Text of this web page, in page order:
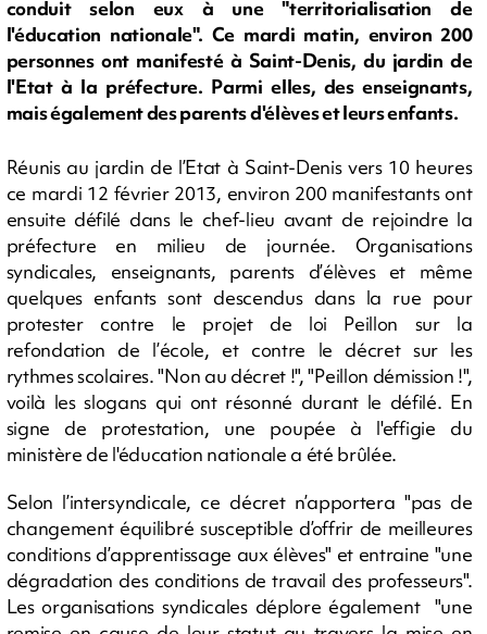
conduit selon eux à une "territorialisation de
l'éducation nationale". Ce mardi matin, environ 200
personnes ont manifesté à Saint-Denis, du jardin de
l'Etat à la préfecture. Parmi elles, des enseignants,
mais également des parents d'élèves et leurs enfants.
Réunis au jardin de l’Etat à Saint-Denis vers 10 heures
ce mardi 12 février 2013, environ 200 manifestants ont
ensuite défilé dans le chef-lieu avant de rejoindre la
préfecture en milieu de journée. Organisations
syndicales, enseignants, parents d’élèves et même
quelques enfants sont descendus dans la rue pour
protester contre le projet de loi Peillon sur la
refondation de l’école, et contre le décret sur les
rythmes scolaires. "Non au décret !", "Peillon démission !",
voilà les slogans qui ont résonné durant le défilé. En
signe de protestation, une poupée à l'effigie du
ministère de l'éducation nationale a été brûlée.
Selon l’intersyndicale, ce décret n’apportera "pas de
changement équilibré susceptible d’offrir de meilleures
conditions d’apprentissage aux élèves" et entraine "une
dégradation des conditions de travail des professeurs".
Les organisations syndicales déplore également "une